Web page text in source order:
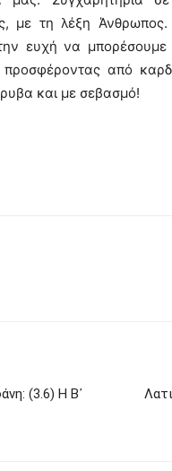
με τη λέξη
ευχή να
προσφέροντας από
και με σεβασμό!
(3.6) Η Β᾽